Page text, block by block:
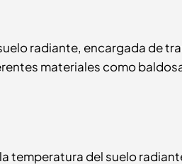
radiante, encargada de
materiales como
temperatura del suelo